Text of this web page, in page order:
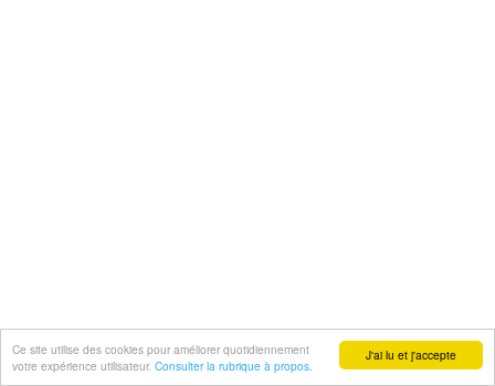
J'ai lu et j'accepte
Ce site utilise des cookies pour améliorer quotidiennement
votre expérience utilisateur. Consulter la rubrique à propos.